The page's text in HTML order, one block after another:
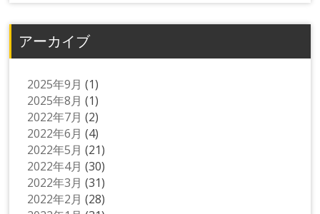
アーカイブ
2025年9月 (1)
2025年8月 (1)
2022年7月 (2)
2022年6月 (4)
2022年5月 (21)
2022年4月 (30)
2022年3月 (31)
2022年2月 (28)